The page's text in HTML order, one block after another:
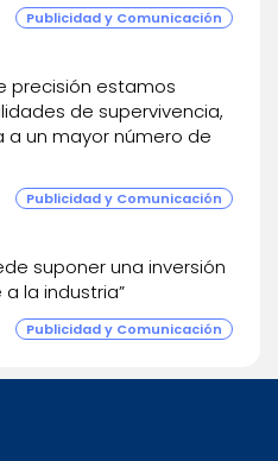
Publicidad y Comunicación
precisión estamos
de supervivencia,
a un mayor número de
Publicidad y Comunicación
suponer una inversión
la industria”
Publicidad y Comunicación